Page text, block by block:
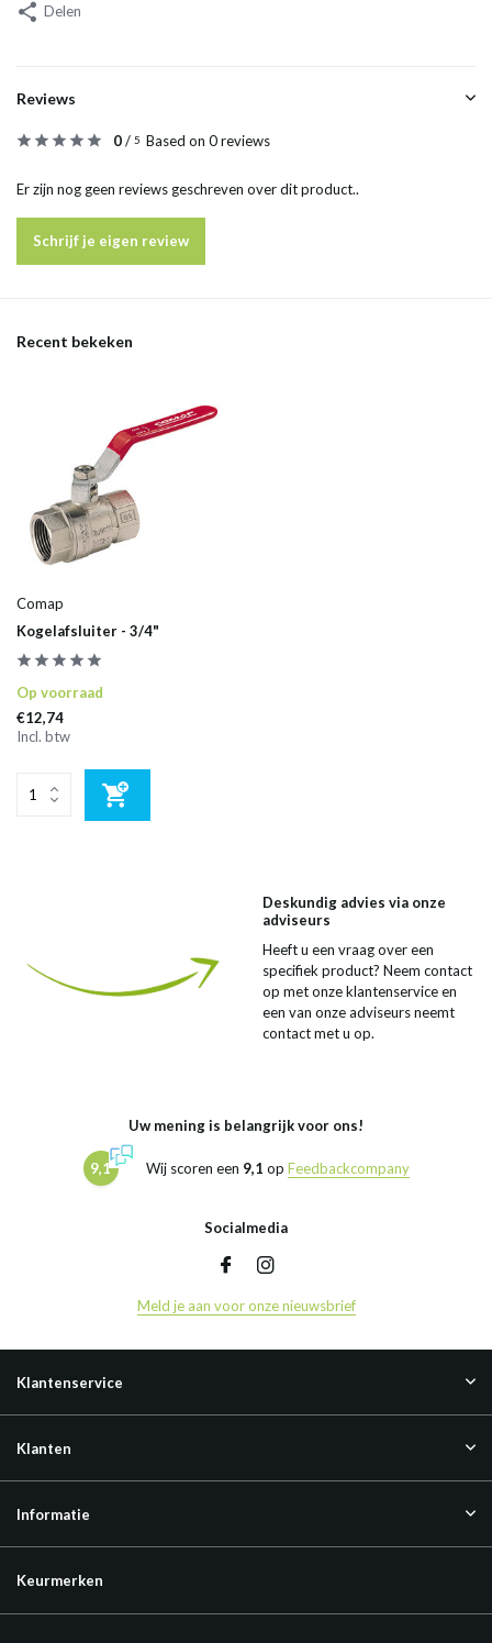
Delen
Reviews
0/ 5 Based on 0 reviews
Er zijn nog geen reviews geschreven over dit product..
Schrijf je eigen review
Recent bekeken
Comap
Kogelafsluiter - 3/4"
Op voorraad
€12,74
Incl. btw
Deskundig advies via onze
adviseurs
Heeft u een vraag over een
specifiek product? Neem contact
op met onze klantenservice en
een van onze adviseurs neemt
contact met u op.
Uw mening is belangrijk voor ons!
9,1 Wij scoren een 9,1 op Feedbackcompany
Socialmedia
Meld je aan voor onze nieuwsbrief
Klantenservice
Klanten
Informatie
Keurmerken